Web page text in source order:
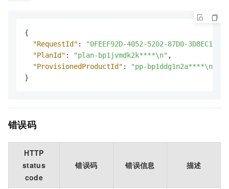
{
"RequestId" :
"0FEEF92D-4052-5202-87D0-
"PlanId" : "plan-bp1jvmdk2k****\n" ,
"ProvisionedProductId" :
"pp-bp1ddg1n2a****\n"
}
错误码
HTTP
status
code
错误码 错误信息 描述